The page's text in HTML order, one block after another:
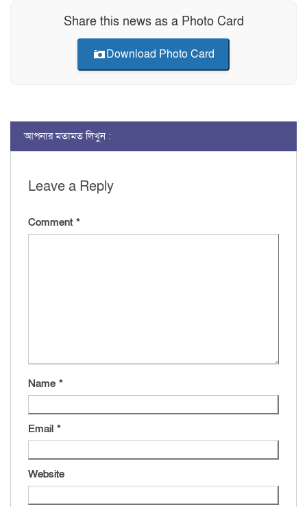
Share this news as a Photo Card
Download Photo Card
আপনার মতামত লিখুন :
Leave a Reply
Comment *
Name *
Email *
Website